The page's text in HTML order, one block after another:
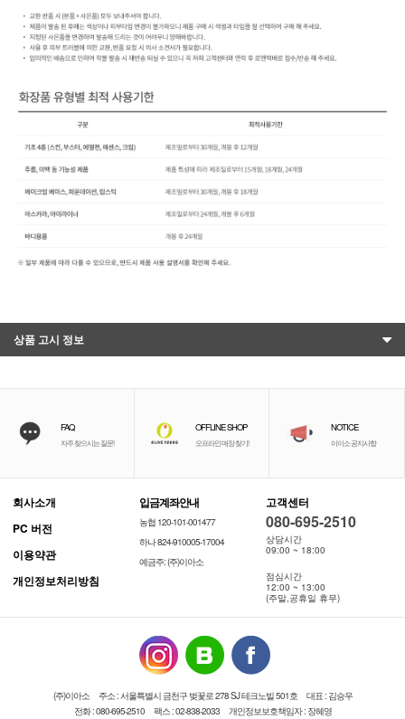
상품 고시 정보
FAQ
자주 찾으시는 질문!
OFFLINE SHOP
오프라인 매장 찾기!
NOTICE
이이소 공지사항
회사소개
PC 버전
이용약관
개인정보처리방침
입금계좌안내
농협 120-101-001477
하나 824-910005-17004
예금주: (주)이아소
고객센터
080-695-2510
상담시간
09:00 ~ 18:00
점심시간
12:00 ~ 13:00
(주말,공휴일 휴무)
(주)이아소 주소 : 서울특별시 금천구 벚꽃로 278 SJ 테크노빌 501호
대표 : 김승우
전화 : 080-695-2510
팩스 : 02-838-2033 개인정보보호책임자 : 장혜영